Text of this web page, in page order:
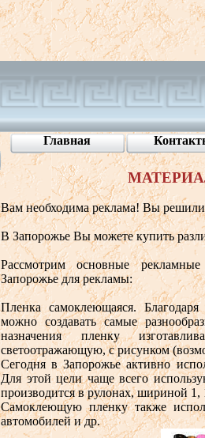
Главная
Вам необходима реклама! Вырешили
ВЗапорожьеВыможете купить
Рассмотрим основныерекламные
Запорожьедлярекламы:
Пленка самоклеющаяся.Благодаря
можно создаватьсамые
назначения
пленку изготавли
светоотражающую, срисунком(в
Сегодня вЗапорожье активно
Для этой цели чащевсего
производитсяврулонах,шириной 1,
Самоклеющую пленку также
автомобилейидр.